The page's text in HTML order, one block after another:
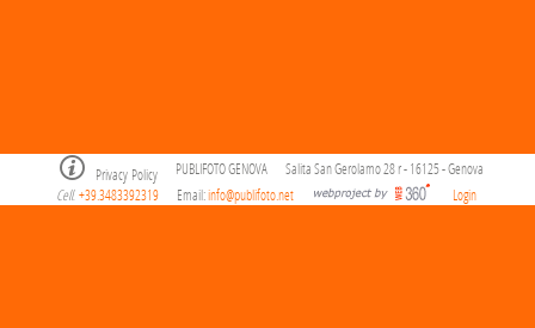
Privacy Policy PUBLIFOTO GENOVA
Salita San Gerolamo 28 r - 16125 - Genova
Cell. +39.3483392319 Email:info@publifoto.net Login